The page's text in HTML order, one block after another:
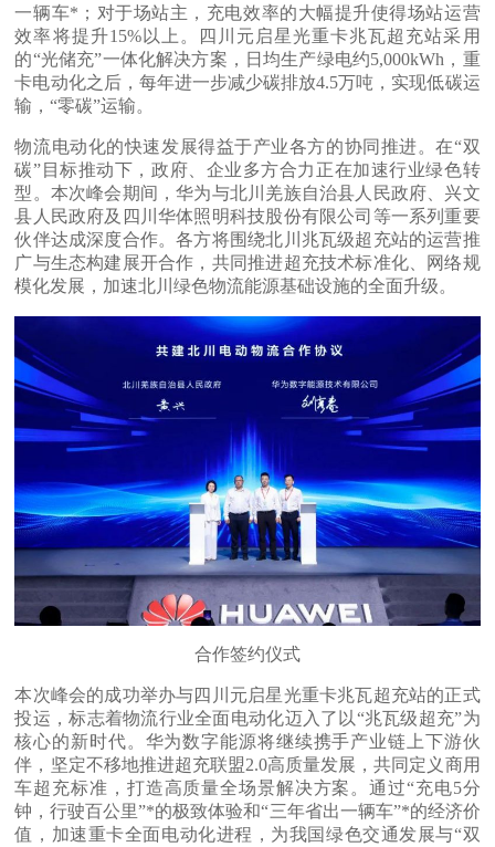
一辆车*；对于场站主，充电效率的大幅提升使得场站运营
效率将提升15%以上。四川元启星光重卡兆瓦超充站采用
的“光储充”一体化解决方案，日均生产绿电约5,000kWh，重
卡电动化之后，每年进一步减少碳排放4.5万吨，实现低碳运
输，“零碳”运输。
物流电动化的快速发展得益于产业各方的协同推进。在“双
碳”目标推动下，政府、企业多方合力正在加速行业绿色转
型。本次峰会期间，华为与北川羌族自治县人民政府、兴文
县人民政府及四川华体照明科技股份有限公司等一系列重要
伙伴达成深度合作。各方将围绕北川兆瓦级超充站的运营推
广与生态构建展开合作，共同推进超充技术标准化、网络规
模化发展，加速北川绿色物流能源基础设施的全面升级。
合作签约仪式
本次峰会的成功举办与四川元启星光重卡兆瓦超充站的正式
投运，标志着物流行业全面电动化迈入了以“兆瓦级超充”为
核心的新时代。华为数字能源将继续携手产业链上下游伙
伴，坚定不移地推进超充联盟2.0高质量发展，共同定义商用
车超充标准，打造高质量全场景解决方案。通过“充电5分
钟，行驶百公里”*的极致体验和“三年省出一辆车”*的经济价
值，加速重卡全面电动化进程，为我国绿色交通发展与“双